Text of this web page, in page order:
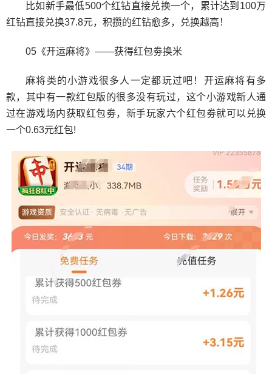
比如新手最低500个红钻直接兑换一个，累计达到100万
红钻直接兑换37.8元，积攒的红钻愈多，兑换越高！
05《开运麻将》——获得红包劵换米
麻将类的小游戏很多人一定都玩过吧！开运麻将有多
款，其中有一款红包版的很多没有玩过，这个小游戏新人通
过在游戏场内获取红包劵，新手玩家六个红包劵就可以兑换
一个0.63元红包!